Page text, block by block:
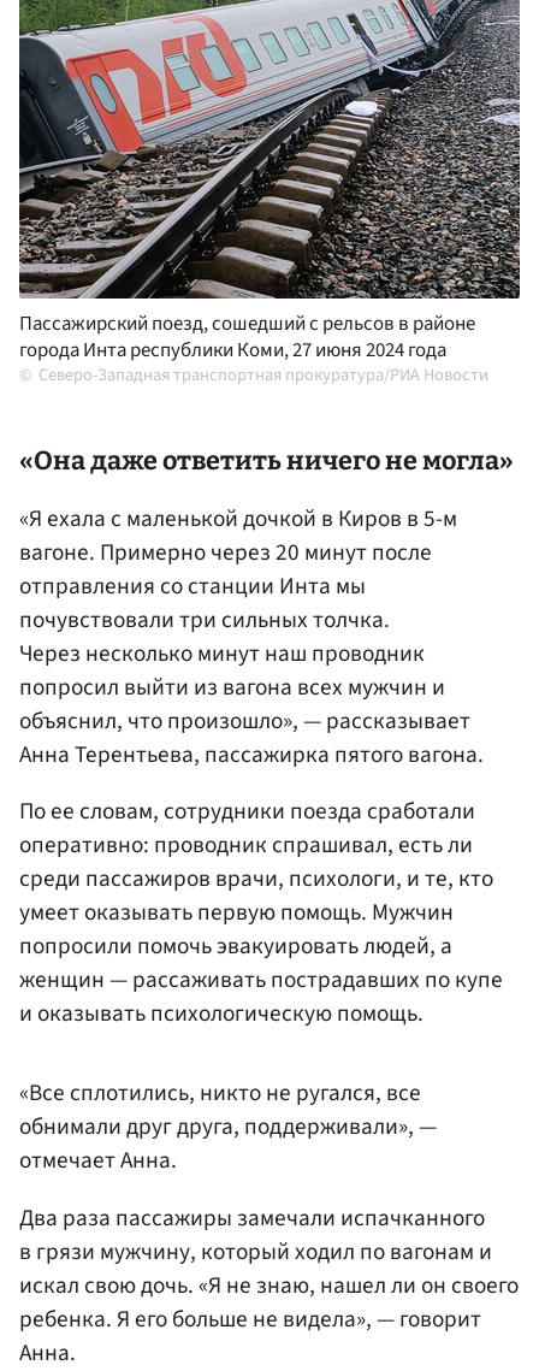
Пассажирский поезд, сошедший с рельсов в районе
города Инта республики Коми, 27 июня 2024 года
Северо-Западная транспортная прокуратура/РИА Новости
«Она даже ответить ничего не могла»
«Я ехала с маленькой дочкой в Киров в 5-м
вагоне. Примерно через 20 минут после
отправления со станции Инта мы
почувствовали три сильных толчка.
Через несколько минут наш проводник
попросил выйти из вагона всех мужчин и
объяснил, что произошло», — рассказывает
Анна Терентьева, пассажирка пятого вагона.
По ее словам, сотрудники поезда сработали
оперативно: проводник спрашивал, есть ли
среди пассажиров врачи, психологи, и те, кто
умеет оказывать первую помощь. Мужчин
попросили помочь эвакуировать людей, а
женщин — рассаживать пострадавших по купе
и оказывать психологическую помощь.
«Все сплотились, никто не ругался, все
обнимали друг друга, поддерживали», —
отмечает Анна.
Два раза пассажиры замечали испачканного
в грязи мужчину, который ходил по вагонам и
искал свою дочь. «Я не знаю, нашел ли он своего
ребенка. Я его больше не видела», — говорит
Анна.